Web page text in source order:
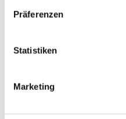
Präferenzen
Statistiken
Marketing